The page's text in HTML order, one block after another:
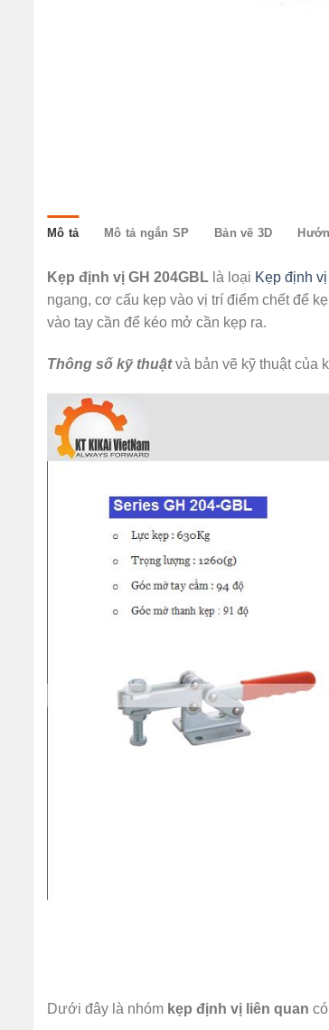
Mô tả Mô tả ngắn SP Bản vẽ 3D
Kẹp định vị GH 204GBL là loại Kẹp định
ngang, cơ cấu kẹp vào vị trí điểm chết để
vào tay cần để kéo mở cần kẹp ra.
Thông số kỹ thuậtvà bản vẽ kỹ thuật của
Dưới đây là nhóm kẹp định vị liên quan